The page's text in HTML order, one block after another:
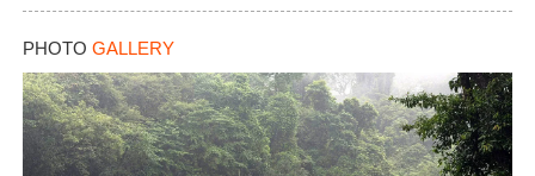
PHOTO GALLERY